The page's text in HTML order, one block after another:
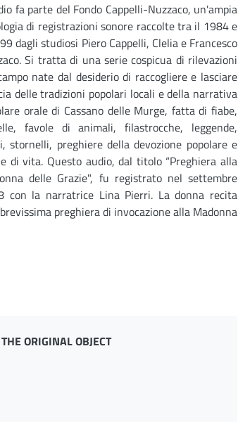
fa parte del Fondo Cappelli-Nuzzaco, un'ampia
di registrazioni sonore raccolte tra il 1984 e
dagli studiosi Piero Cappelli, Clelia e Francesco
Si tratta di una serie cospicua di rilevazioni
nate dal desiderio di raccogliere e lasciare
delle tradizioni popolari locali e della narrativa
orale di Cassano delle Murge, fatta di fiabe,
favole di animali, filastrocche, leggende,
stornelli, preghiere della devozione popolare e
di vita. Questo audio, dal titolo “Preghiera alla
delle Grazie", fu registrato nel settembre
con la narratrice Lina Pierri. La donna recita
preghiera di invocazione alla Madonna
ORIGINAL OBJECT